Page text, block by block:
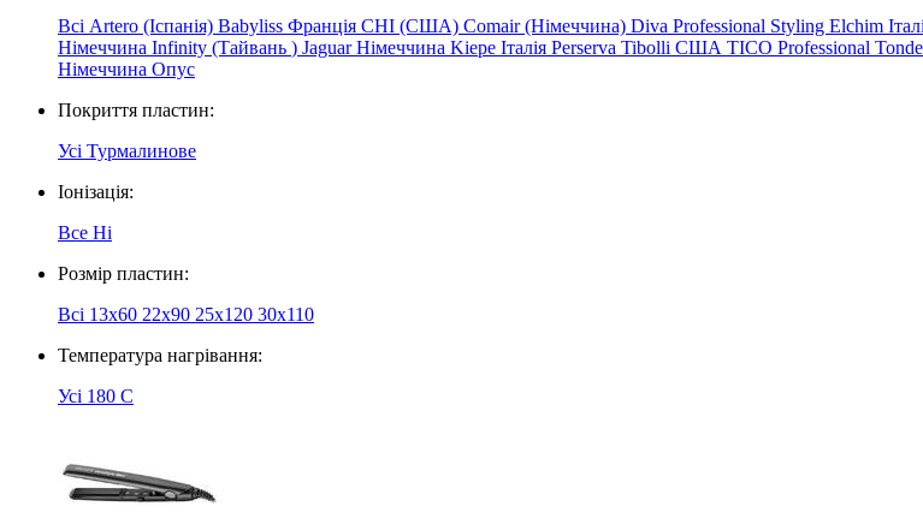
Всі Artero (Іспанія) Babyliss Франція CHI (США) Comair (Німеччина) Diva Professional Styling Elchim
Німеччина Infinity (Тайвань ) JaguarНімеччина Kiepe Італія Perserva Tibolli США TICO Professional
Німеччина Опус
Покриття пластин:
Усі Турмалинове
Іонізація:
Все Ні
Розмір пластин:
Всі 13x60 22х90 25x120 30x110
Температура нагрівання:
Усі 180 C